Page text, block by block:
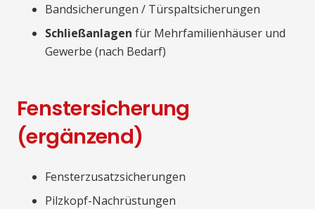
Bandsicherungen / Türspaltsicherungen
Schließanlagen für Mehrfamilienhäuser und
Gewerbe (nach Bedarf)
Fenstersicherung
(ergänzend)
Fensterzusatzsicherungen
Pilzkopf-Nachrüstungen